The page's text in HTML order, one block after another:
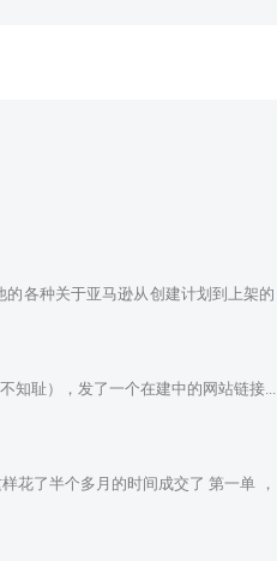
各种关于亚马逊从创建计划到上架的
知耻），发了一个在建中的网站链接...
花了半个多月的时间成交了 第一单 ，